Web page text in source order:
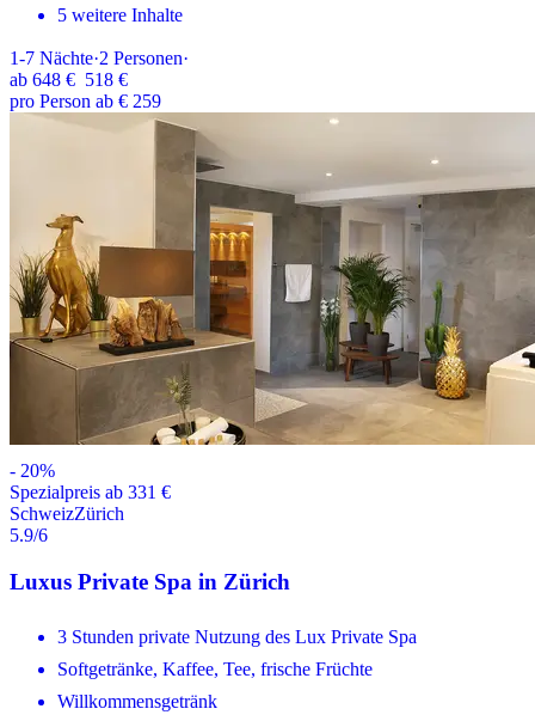
5 weitere Inhalte
1-7 Nächte·2 Personen·
ab 648 € 518 €
pro Person ab € 259
- 20%
Spezialpreis ab 331 €
SchweizZürich
5.9/6
Luxus Private Spa in Zürich
3 Stunden private Nutzung des Lux Private Spa
Softgetränke, Kaffee, Tee, frische Früchte
Willkommensgetränk